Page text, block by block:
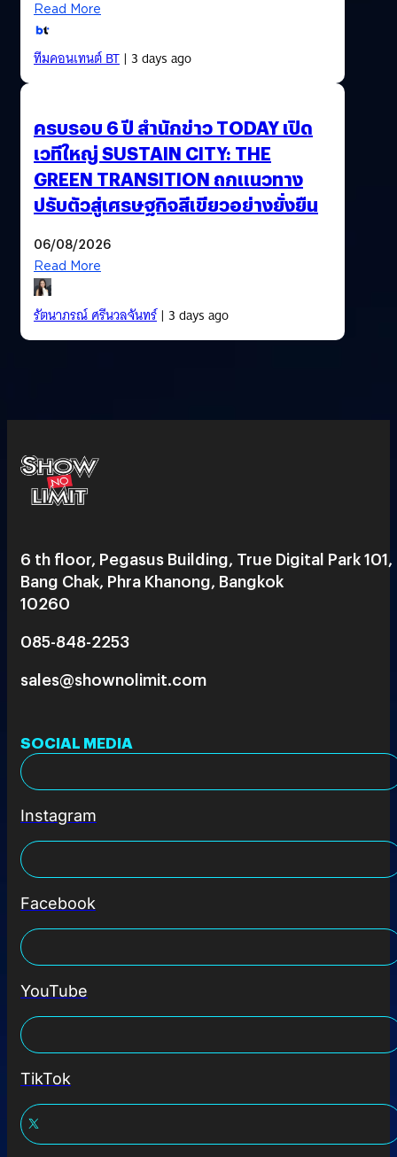
Read More
ทีมคอนเทนต์ BT| 3 days ago
ครบรอบ 6 ปี สำนักข่าว TODAY เปิด
เวทีใหญ่ SUSTAIN CITY: THE
GREEN TRANSITION ถกแนวทาง
ปรับตัวสู่เศรษฐกิจสีเขียวอย่างยั่งยืน
06/08/2026
Read More
รัตนาภรณ์ ศรีนวลจันทร์| 3 days ago
6 th floor, Pegasus Building, True Digital Park 101,
Bang Chak, Phra Khanong, Bangkok
10260
085-848-2253
sales@shownolimit.com
SOCIAL MEDIA
Instagram
Facebook
YouTube
TikTok